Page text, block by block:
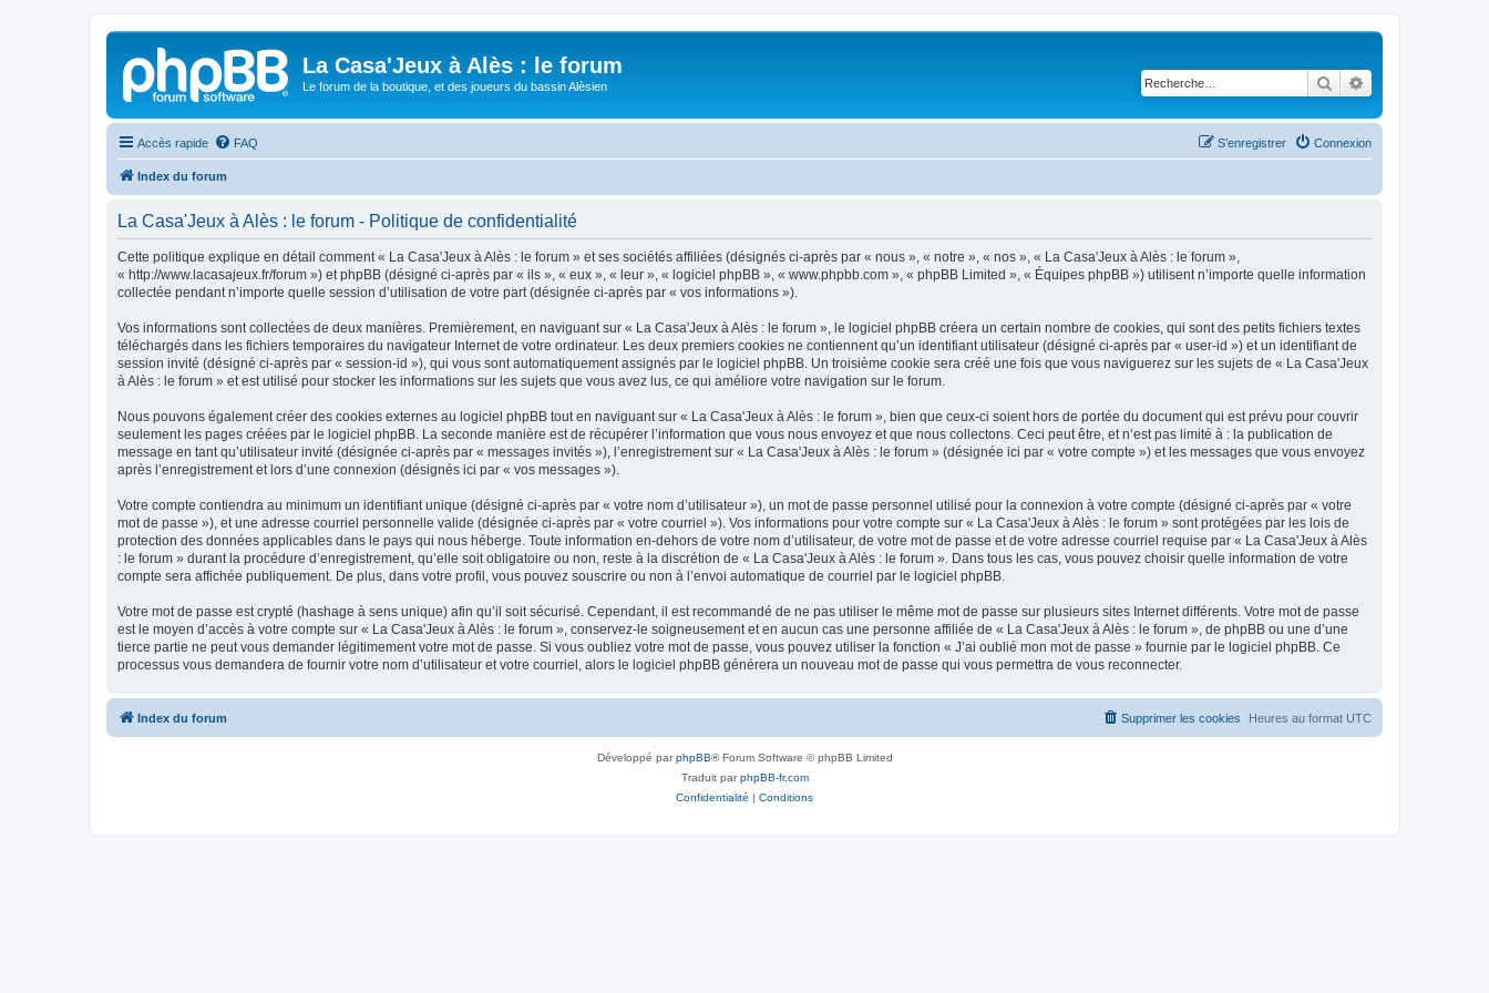
La Casa'Jeux à Alès : le forum
Le forum de la boutique, et des joueurs du bassin Alèsien Rechercher
Accès rapide FAQ Connexion
S’enregistrer
Index du forum
La Casa'Jeux à Alès : le forum - Politique de confidentialité
Cette politique explique en détail comment « La Casa'Jeux à Alès : le forum » et ses sociétés affiliées (désignés ci-après par « nous », « notre », « nos », « La Casa'Jeux à Alès : le forum »,
« http://www.lacasajeux.fr/forum ») et phpBB (désigné ci-après par « ils », « eux », « leur », « logiciel phpBB », « www.phpbb.com », « phpBB Limited », « Équipes phpBB ») utilisent n’importe quelle information
collectée pendant n’importe quelle session d’utilisation de votre part (désignée ci-après par « vos informations »).
Vos informations sont collectées de deux manières. Premièrement, en naviguant sur « La Casa'Jeux à Alès : le forum », le logiciel phpBB créera un certain nombre de cookies, qui sont des petits fichiers textes
téléchargés dans les fichiers temporaires du navigateur Internet de votre ordinateur. Les deux premiers cookies ne contiennent qu’un identifiant utilisateur (désigné ci-après par « user-id ») et un identifiant de
session invité (désigné ci-après par « session-id »), qui vous sont automatiquement assignés par le logiciel phpBB. Un troisième cookie sera créé une fois que vous naviguerez sur les sujets de « La Casa'Jeux
à Alès : le forum » et est utilisé pour stocker les informations sur les sujets que vous avez lus, ce qui améliore votre navigation sur le forum.
Nous pouvons également créer des cookies externes au logiciel phpBB tout en naviguant sur « La Casa'Jeux à Alès : le forum », bien que ceux-ci soient hors de portée du document qui est prévu pour couvrir
seulement les pages créées par le logiciel phpBB. La seconde manière est de récupérer l’information que vous nous envoyez et que nous collectons. Ceci peut être, et n’est pas limité à : la publication de
message en tant qu’utilisateur invité (désignée ci-après par « messages invités »), l’enregistrement sur « La Casa'Jeux à Alès : le forum » (désignée ici par « votre compte ») et les messages que vous envoyez
après l’enregistrement et lors d’une connexion (désignés ici par « vos messages »).
Votre compte contiendra au minimum un identifiant unique (désigné ci-après par « votre nom d’utilisateur »), un mot de passe personnel utilisé pour la connexion à votre compte (désigné ci-après par « votre
mot de passe »), et une adresse courriel personnelle valide (désignée ci-après par « votre courriel »). Vos informations pour votre compte sur « La Casa'Jeux à Alès : le forum » sont protégées par les lois de
protection des données applicables dans le pays qui nous héberge. Toute information en-dehors de votre nom d’utilisateur, de votre mot de passe et de votre adresse courriel requise par « La Casa'Jeux à Alès
: le forum » durant la procédure d’enregistrement, qu’elle soit obligatoire ou non, reste à la discrétion de « La Casa'Jeux à Alès : le forum ». Dans tous les cas, vous pouvez choisir quelle information de votre
compte sera affichée publiquement. De plus, dans votre profil, vous pouvez souscrire ou non à l’envoi automatique de courriel par le logiciel phpBB.
Votre mot de passe est crypté (hashage à sens unique) afin qu’il soit sécurisé. Cependant, il est recommandé de ne pas utiliser le même mot de passe sur plusieurs sites Internet différents. Votre mot de passe
est le moyen d’accès à votre compte sur « La Casa'Jeux à Alès : le forum », conservez-le soigneusement et en aucun cas une personne affiliée de « La Casa'Jeux à Alès : le forum », de phpBB ou une d’une
tierce partie ne peut vous demander légitimement votre mot de passe. Si vous oubliez votre mot de passe, vous pouvez utiliser la fonction « J’ai oublié mon mot de passe » fournie par le logiciel phpBB. Ce
processus vous demandera de fournir votre nom d’utilisateur et votre courriel, alors le logiciel phpBB générera un nouveau mot de passe qui vous permettra de vous reconnecter.
Index du forum Heures au format UTC
Supprimer les cookies
Développé parphpBB® Forum Software © phpBB Limited
Traduit parphpBB-fr.com
Confidentialité | Conditions